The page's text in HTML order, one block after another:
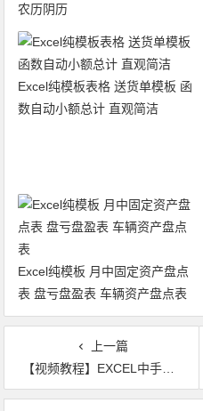
农历阴历
Excel纯模板表格 送货单模板 函
数自动小额总计 直观简洁
Excel纯模板 月中固定资产盘点
表 盘亏盘盈表 车辆资产盘点表
上一篇
【视频教程】EXCEL中手把手教你绘制带照片的组织结构图 细节讲解 包你能学会